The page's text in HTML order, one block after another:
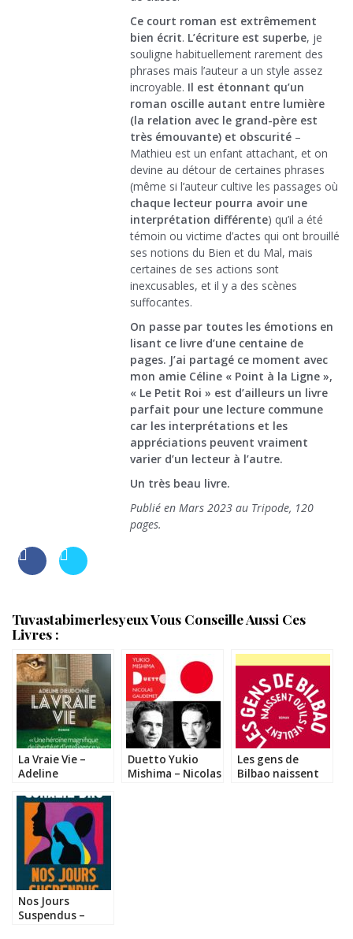
Ce court roman est extrêmement
bien écrit. L’écriture est superbe, je
souligne habituellement rarement des
phrases mais l’auteur a un style assez
incroyable. Il est étonnant qu’un
roman oscille autant entre lumière
(la relation avec le grand-père est
très émouvante) et obscurité –
Mathieu est un enfant attachant, et on
devine au détour de certaines phrases
(même si l’auteur cultive les passages où
chaque lecteur pourra avoir une
interprétation différente) qu’il a été
témoin ou victime d’actes qui ont brouillé
ses notions du Bien et du Mal, mais
certaines de ses actions sont
inexcusables, et il y a des scènes
suffocantes.
On passe par toutes les émotions en
lisant ce livre d’une centaine de
pages. J’ai partagé ce moment avec
mon amie Céline « Point à la Ligne »,
« Le Petit Roi » est d’ailleurs un livre
parfait pour une lecture commune
car les interprétations et les
appréciations peuvent vraiment
varier d’un lecteur à l’autre.
Un très beau livre.
Publié en Mars 2023 au Tripode, 120
pages.
Tuvastabimerlesyeux Vous Conseille Aussi Ces
Livres :
La Vraie Vie –
Adeline
Duetto Yukio
Mishima – Nicolas
Les gens de
Bilbao naissent
Nos Jours
Suspendus –